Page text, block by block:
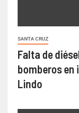
SANTA CRUZ
Falta de
bomberos en
Lindo